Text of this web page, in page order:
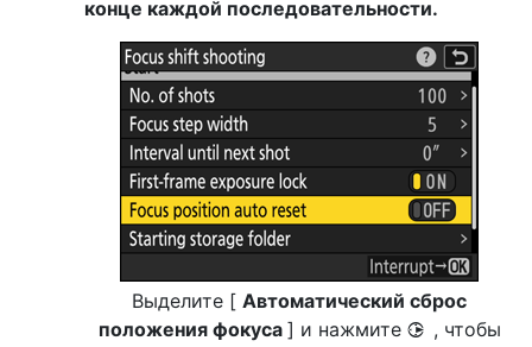
конце каждой последовательности.
Выделите [ Автоматический сброс
положения фокуса ] и нажмите 2 , чтобы